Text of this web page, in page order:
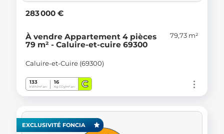
283 000 €
À vendre Appartement 4 pièces
79 m² - Caluire-et-cuire 69300
79,73 m²
Caluire-et-Cuire (69300)
133
kWh/m².an
16
Kg CO2/m².an C
EXCLUSIVITÉ FONCIA